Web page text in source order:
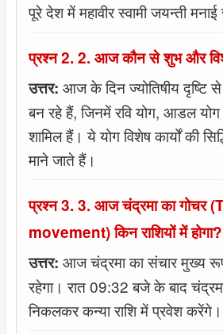
पूरे देश में महावीर स्वामी जयन्ती
प्रश्न 2. 2. आज कौन से शुभ और
उत्तर: आज के दिन ज्योतिषीय दृष्टि
बन रहे हैं, जिनमें रवि योग, आडल
शामिल हैं। ये योग विशेष कार्यों की
माने जाते हैं।
प्रश्न 3. 3. आज चंद्रमा का गोचर
movement) किन राशियों में होगा?
उत्तर: आज चंद्रमा का संचार मुख्य
रहेगा। रात 09:32 बजे के बाद
निकलकर कन्या राशि में प्रवेश करेंगे।